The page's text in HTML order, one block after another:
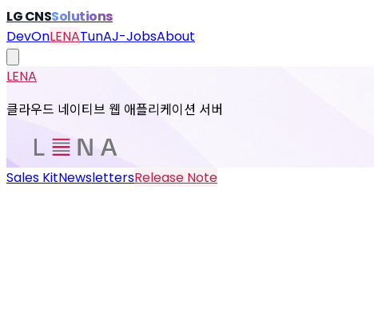
LG CNSSolutions
DevOnLENATunAJ-JobsAbout
LENA
클라우드 네이티브 웹 애플리케이션 서버
Sales KitNewslettersRelease Note